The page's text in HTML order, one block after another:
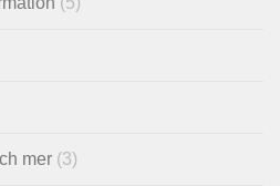
mer (3)